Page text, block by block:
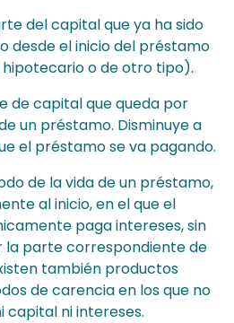
del capital que ya ha sido
desde el inicio del préstamo
hipotecario o de otro tipo).
de capital que queda por
un préstamo. Disminuye a
el préstamo se va pagando.
de la vida de un préstamo,
al inicio, en el que el
paga intereses, sin
la parte correspondiente de
también productos
de carencia en los que no
capital ni intereses.